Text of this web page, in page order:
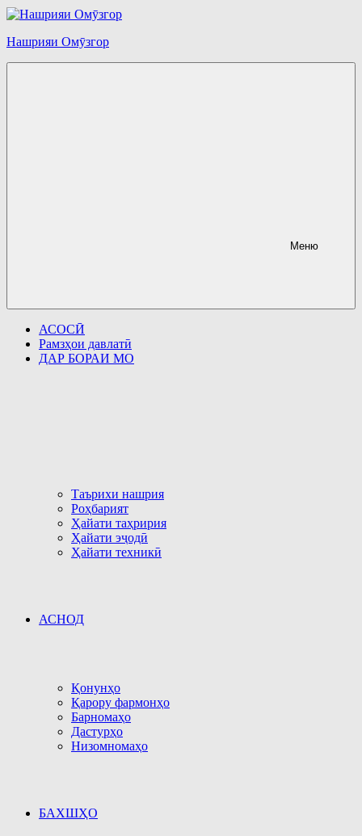
Перейти
содержимому
Нашрияи Омӯзгор
Меню
АСОСӢ
Рамзҳои давлатӣ
ДАР БОРАИ МО
Таърихи нашрия
Роҳбарият
Ҳайати таҳририя
Ҳайати эҷодӣ
Ҳайати техникӣ
АСНОД
Қонунҳо
Қарору фармонҳо
Барномаҳо
Дастурҳо
Низомномаҳо
БАХШҲО